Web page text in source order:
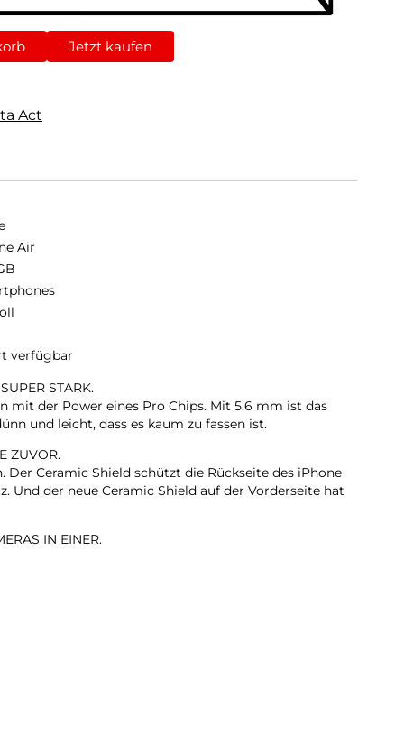
Jetzt kaufen
Act
Air
verfügbar
STARK.
mit der Power eines Pro Chips. Mit 5,6 mm ist das
und leicht, dass es kaum zu fassen ist.
ZUVOR.
Der Ceramic Shield schützt die Rückseite des iPhone
Und der neue Ceramic Shield auf der Vorderseite hat
IN EINER.
2x Zoom in optischer Qualität. Mach einfach